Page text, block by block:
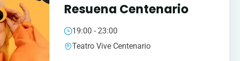
Resuena Centenario
19:00 - 23:00
Teatro Vive Centenario